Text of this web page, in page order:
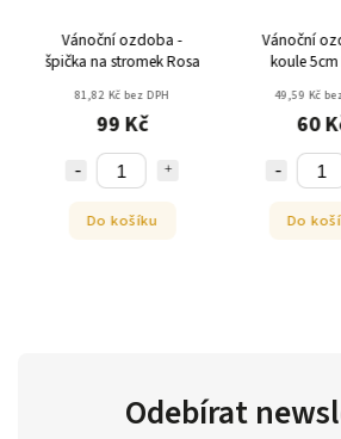
Vánoční ozdoba -
špička na stromek Rosa
81,82 Kč bez DPH
99 Kč
Do košíku
Vánoční
koule 5cm
49,59 Kč bez
60 Kč
Do
Odebírat